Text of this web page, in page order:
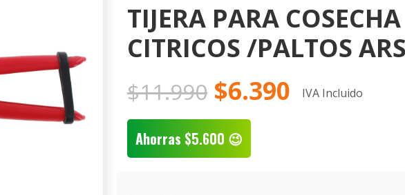
TIJERA PARA
CITRICOS /PALTOS ARS
$11.990 $6.390 IVA Incluido
Ahorras $5.600 😉